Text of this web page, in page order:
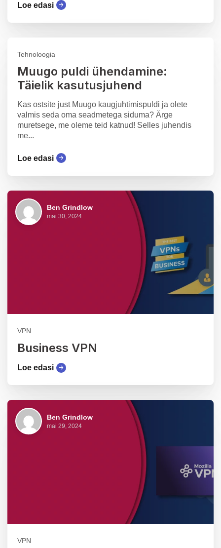
Loe edasi
Tehnoloogia
Muugo puldi ühendamine:
Täielik kasutusjuhend
Kas ostsite just Muugo kaugjuhtimispuldi ja olete
valmis seda oma seadmetega siduma? Ärge
muretsege, me oleme teid katnud! Selles juhendis
me...
Loe edasi
Ben Grindlow
mai 30, 2024
VPN
Business VPN
Loe edasi
Ben Grindlow
mai 29, 2024
VPN